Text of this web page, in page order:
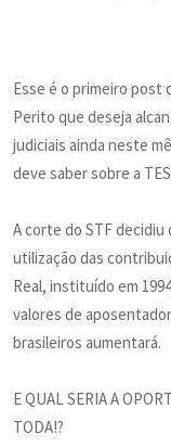
Esse é o primeiro post
Perito que deseja
judiciais ainda neste
deve saber sobre a
A corte do STF decidiu
utilização das
Real, instituído em
valores de
brasileiros aumentará.
E QUAL SERIA A
TODA!?